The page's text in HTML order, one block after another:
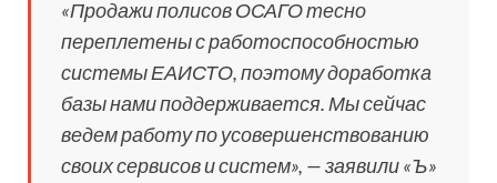
«Продажи полисов ОСАГО тесно
переплетены с работоспособностью
системы ЕАИСТО, поэтому доработка
базы нами поддерживается. Мы сейчас
ведем работу по усовершенствованию
своих сервисов и систем», — заявили «Ъ»